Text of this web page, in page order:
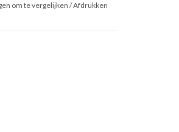
deksel of wit deksel
om te vergelijken /Afdrukken